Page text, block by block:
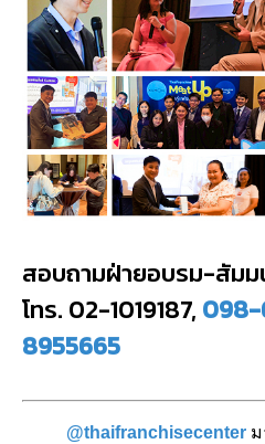
สอบถามฝ่ายอบรม-สัมม
โทร. 02-1019187, 098-
8955665
@thaifranchisecenter